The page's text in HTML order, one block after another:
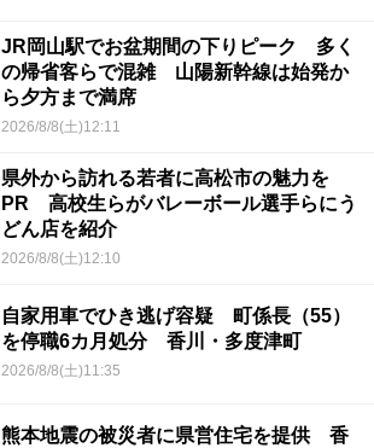
JR岡山駅でお盆期間の下りピーク 多く
の帰省客らで混雑 山陽新幹線は始発か
ら夕方まで満席
2026/8/8(土)12:11
県外から訪れる若者に高松市の魅力を
PR 高校生らがバレーボール選手らにう
どん店を紹介
2026/8/8(土)12:10
自家用車でひき逃げ容疑 町係長（55）
を停職6カ月処分 香川・多度津町
2026/8/8(土)11:35
熊本地震の被災者に県営住宅を提供 香